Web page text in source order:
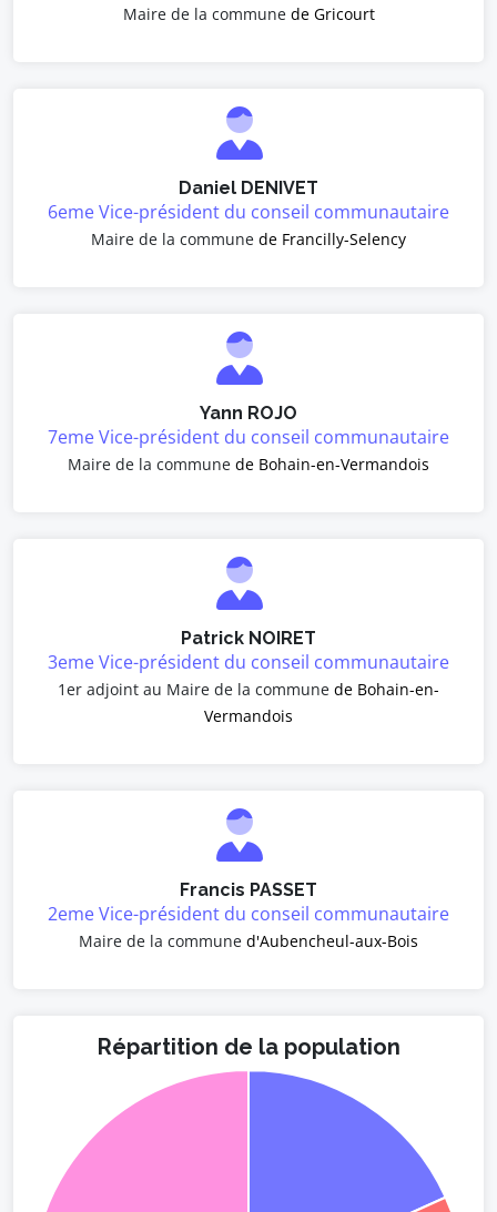
Maire de la commune de Gricourt
Daniel DENIVET
6eme Vice-président du conseil communautaire
Maire de la commune de Francilly-Selency
Yann ROJO
7eme Vice-président du conseil communautaire
Maire de la commune de Bohain-en-Vermandois
Patrick NOIRET
3eme Vice-président du conseil communautaire
1er adjoint au Maire de la commune de Bohain-en-
Vermandois
Francis PASSET
2eme Vice-président du conseil communautaire
Maire de la commune d'Aubencheul-aux-Bois
Répartition de la population